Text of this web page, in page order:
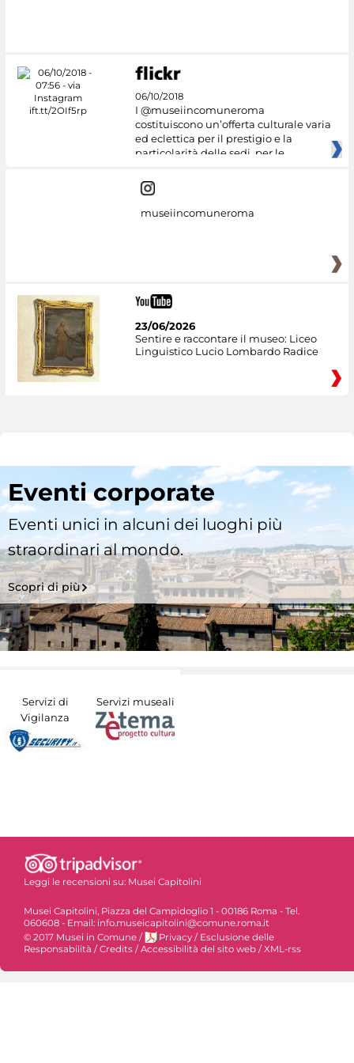
06/10/2018
I @museiincomuneroma
costituiscono un’offerta culturale varia
ed eclettica per il prestigio e la
particolarità delle sedi, per le
museiincomuneroma
23/06/2026
Sentire e raccontare il museo: Liceo
Linguistico Lucio Lombardo Radice
Eventi corporate
Eventi unici in alcuni dei luoghi più
straordinari al mondo.
Scopri di più
Servizi di
Vigilanza
Servizi museali
Leggi le recensioni su: Musei Capitolini
Musei Capitolini, Piazza del Campidoglio 1 - 00186 Roma - Tel.
060608 - Email: info.museicapitolini@comune.roma.it
© 2017 Musei in Comune / Privacy / Esclusione delle
Responsabilità /Credits /Accessibilità del sito web /XML-rss